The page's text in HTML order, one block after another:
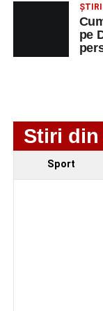
CXN MEGALUX
CONSTRUCT SRL
CXN MEGALUX
pe
Stiri din
Sport